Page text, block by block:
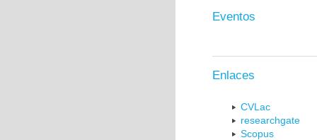
Eventos
Enlaces
CVLac
researchgate
Scopus